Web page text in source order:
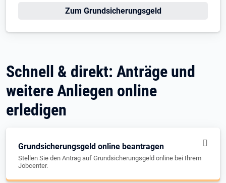
Zum Grundsicherungsgeld
Schnell & direkt: Anträge und
weitere Anliegen online
erledigen
Grundsicherungsgeld online beantragen
Stellen Sie den Antrag auf Grundsicherungsgeld online bei Ihrem
Jobcenter.